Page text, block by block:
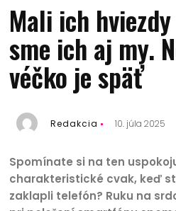
Mali ich
sme ich aj my.
véčko je späť
Redakcia 10. júla 2025
Spomínate si na ten
charakteristické cvak, keď
zaklapli telefón? Ruku na